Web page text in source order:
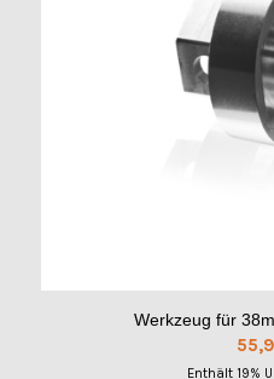
Werkzeug für
Enthält 19%